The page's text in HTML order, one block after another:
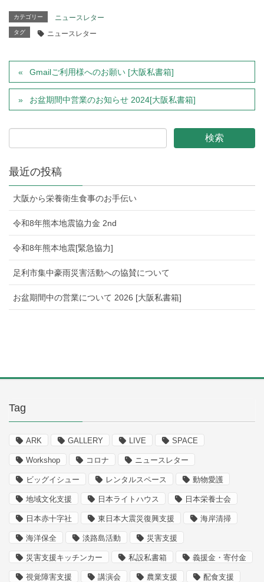
カテゴリー ニュースレター
タグ ニュースレター
Gmailご利用様へのお願い [大阪私書箱]
お盆期間中営業のお知らせ 2024[大阪私書箱]
最近の投稿
大阪から栄養衛生食事のお手伝い
令和8年熊本地震協力金 2nd
令和8年熊本地震[緊急協力]
足利市集中豪雨災害活動への協賛について
お盆期間中の営業について 2026 [大阪私書箱]
Tag
ARK GALLERY LIVE SPACE
Workshop コロナ ニュースレター
ビッグイシュー レンタルスペース 動物愛護
地域文化支援 日本ライトハウス 日本栄養士会
日本赤十字社 東日本大震災復興支援 海岸清掃
海洋保全 淡路島活動 災害支援
災害支援キッチンカー 私設私書箱 義援金・寄付金
視覚障害支援 講演会 農業支援 配食支援